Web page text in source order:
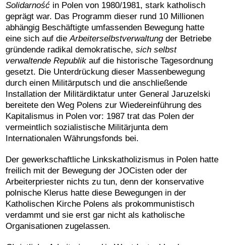
Solidarność in Polen von 1980/1981, stark katholisch
geprägt war. Das Programm dieser rund 10 Millionen
abhängig Beschäftigte umfassenden Bewegung hatte
eine sich auf dieArbeiterselbstverwaltungder Betriebe
gründende radikal demokratische,sich selbst
verwaltende Republik auf die historische Tagesordnung
gesetzt. Die Unterdrückung dieser Massenbewegung
durch einen Militärputsch und die anschließende
Installation der Militärdiktatur unter General Jaruzelski
bereitete den Weg Polens zur Wiedereinführung des
Kapitalismus in Polen vor: 1987 trat das Polen der
vermeintlich sozialistische Militärjunta dem
Internationalen Währungsfonds bei.
Der gewerkschaftliche Linkskatholizismus in Polen hatte
freilich mit der Bewegung der JOCisten oder der
Arbeiterpriester nichts zu tun, denn der konservative
polnische Klerus hatte diese Bewegungen in der
Katholischen Kirche Polens als prokommunistisch
verdammt und sie erst gar nicht als katholische
Organisationen zugelassen.